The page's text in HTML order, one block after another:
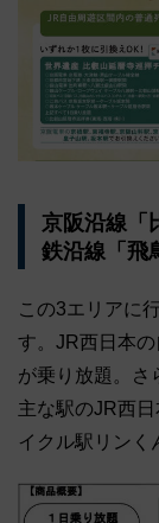
京阪沿線「
鉄沿線「飛
この3エリアに
す。JR西日本
が乗り放題。さ
主な駅のJR西
イクル駅リンく